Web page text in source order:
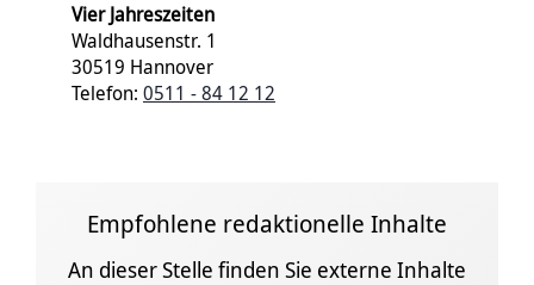
Vier Jahreszeiten
Waldhausenstr. 1
30519 Hannover
Telefon: 0511 - 84 12 12
Empfohlene redaktionelle Inhalte
An dieser Stelle finden Sie externe Inhalte